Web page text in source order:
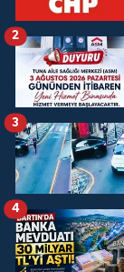
2
3
4